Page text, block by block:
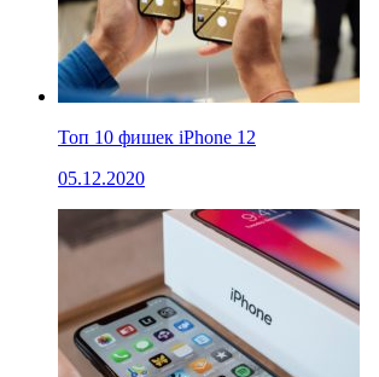
Топ 10 фишек iPhone 12
05.12.2020